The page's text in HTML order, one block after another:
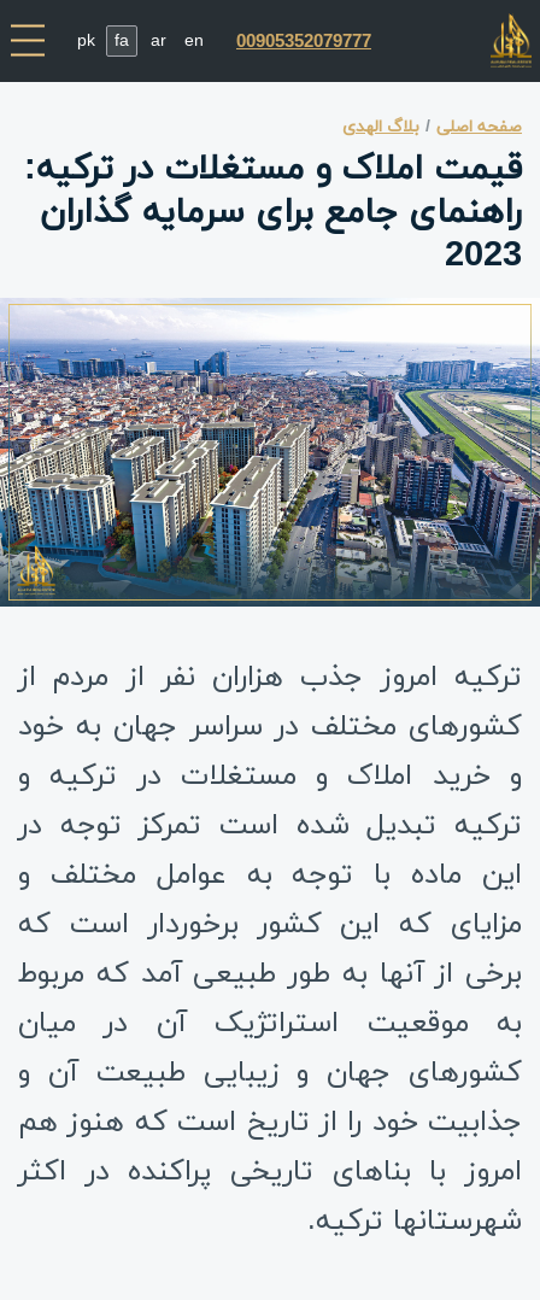
00905352079777
en
ar
fa
pk
صفحه اصلی بلاگ الهدی
قیمت املاک و مستغلات در ترکیه:
راهنمای جامع برای سرمایه گذاران
2023
ترکیه امروز جذب هزاران نفر از مردم از
کشورهای مختلف در سراسر جهان به خود
و خرید املاک و مستغلات در ترکیه و
ترکیه تبدیل شده است تمرکز توجه در
این ماده با توجه به عوامل مختلف و
مزایای که این کشور برخوردار است که
برخی از آنها به طور طبیعی آمد که مربوط
به موقعیت استراتژیک آن در میان
کشورهای جهان و زیبایی طبیعت آن و
جذابیت خود را از تاریخ است که هنوز هم
امروز با بناهای تاریخی پراکنده در اکثر
شهرستانها ترکیه.